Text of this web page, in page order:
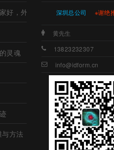
好，外观设计哪家好，工业设计哪
灵魂
方法
深圳总公司 ※谢绝
黄先生
13823232307
info@idform.cn